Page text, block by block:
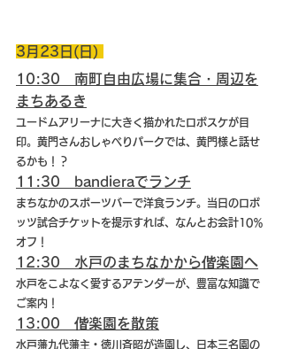
3月23日(日)
10:30　南町自由広場に集合・周辺を
まちあるき
ユードムアリーナに大きく描かれたロボスケが目
印。黄門さんおしゃべりパークでは、黄門様と話せ
るかも！？
11:30　bandieraでランチ
まちなかのスポーツバーで洋食ランチ。当日のロボ
ッツ試合チケットを提示すれば、なんとお会計10％
オフ！
12:30　水戸のまちなかから偕楽園へ
水戸をこよなく愛するアテンダーが、豊富な知識で
ご案内！
13:00　偕楽園を散策
水戸藩九代藩主・徳川斉昭が造園し、日本三名園の